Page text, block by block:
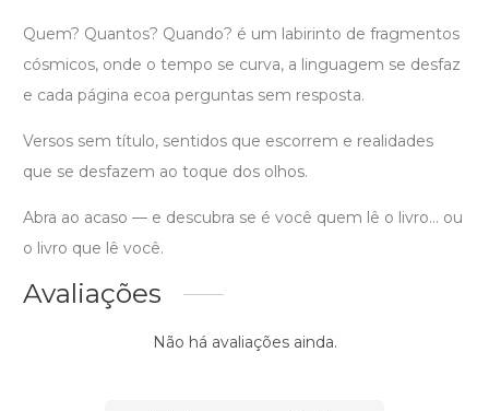
Quem? Quantos? Quando? é um labirinto de fragmentos
cósmicos, onde o tempo se curva, a linguagem se desfaz
e cada página ecoa perguntas sem resposta.
Versos sem título, sentidos que escorrem e realidades
que se desfazem ao toque dos olhos.
Abra ao acaso — e descubra se é você quem lê o livro… ou
o livro que lê você.
Avaliações
Não há avaliações ainda.